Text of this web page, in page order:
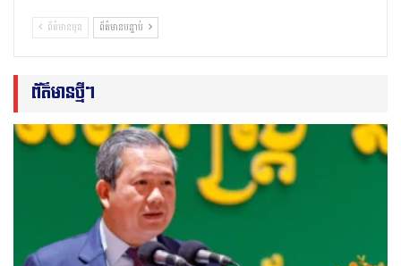
ព័ត៌មានមុន ព័ត៌មានបន្ទាប់
ព័ត៌មានថ្មីៗ